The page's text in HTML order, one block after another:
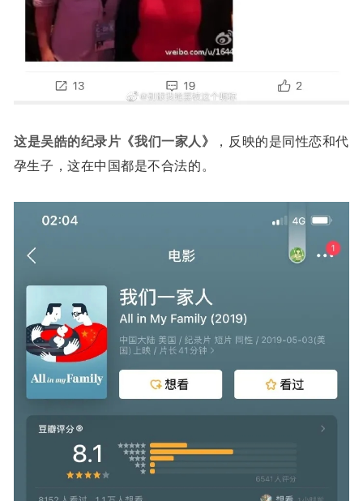
这是吴皓的纪录片《我们一家人》
，反映的是同性恋和代
孕生子，这在中国都是不合法的。